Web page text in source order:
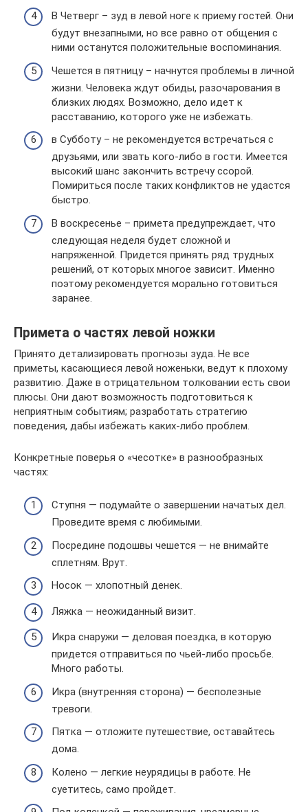
В Четверг – зуд в левой ноге к приему гостей. Они
будут внезапными, но все равно от общения с
ними останутся положительные воспоминания.
Чешется в пятницу – начнутся проблемы в личной
жизни. Человека ждут обиды, разочарования в
близких людях. Возможно, дело идет к
расставанию, которого уже не избежать.
в Субботу – не рекомендуется встречаться с
друзьями, или звать кого-либо в гости. Имеется
высокий шанс закончить встречу ссорой.
Помириться после таких конфликтов не удастся
быстро.
В воскресенье – примета предупреждает, что
следующая неделя будет сложной и
напряженной. Придется принять ряд трудных
решений, от которых многое зависит. Именно
поэтому рекомендуется морально готовиться
заранее.
Примета о частях левой ножки
Принято детализировать прогнозы зуда. Не все
приметы, касающиеся левой ноженьки, ведут к плохому
развитию. Даже в отрицательном толковании есть свои
плюсы. Они дают возможность подготовиться к
неприятным событиям; разработать стратегию
поведения, дабы избежать каких-либо проблем.
Конкретные поверья о «чесотке» в разнообразных
частях:
Ступня — подумайте о завершении начатых дел.
Проведите время с любимыми.
Посредине подошвы чешется — не внимайте
сплетням. Врут.
Носок — хлопотный денек.
Ляжка — неожиданный визит.
Икра снаружи — деловая поездка, в которую
придется отправиться по чьей-либо просьбе.
Много работы.
Икра (внутренняя сторона) — бесполезные
тревоги.
Пятка — отложите путешествие, оставайтесь
дома.
Колено — легкие неурядицы в работе. Не
суетитесь, само пройдет.